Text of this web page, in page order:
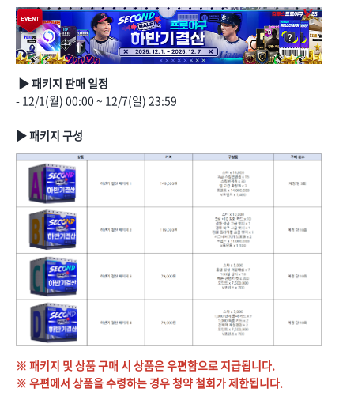
▶ 패키지 판매 일정
- 12/1(월) 00:00 ~ 12/7(일) 23:59
▶ 패키지 구성
※ 패키지 및 상품 구매 시 상품은 우편함으로 지급됩니다.
※ 우편에서 상품을 수령하는 경우 청약 철회가 제한됩니다.